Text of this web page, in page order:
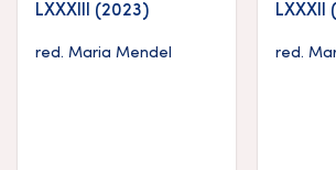
LXXXIII (2023)
red. Maria Mendel
LXXXII
red.